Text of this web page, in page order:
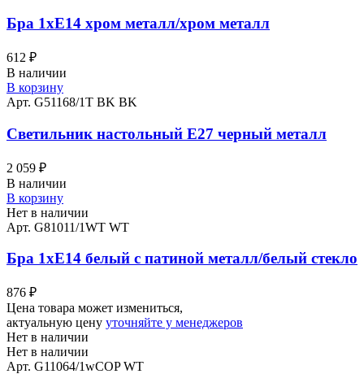
Бра 1хЕ14 хром металл/хром металл
612 ₽
В наличии
В корзину
Арт. G51168/1T BK BK
Светильник настольный Е27 черный металл
2 059 ₽
В наличии
В корзину
Нет в наличии
Арт. G81011/1WT WT
Бра 1хЕ14 белый с патиной металл/белый стекло
876 ₽
Цена товара может измениться,
актуальную цену уточняйте у менеджеров
Нет в наличии
Нет в наличии
Арт. G11064/1wCOP WT